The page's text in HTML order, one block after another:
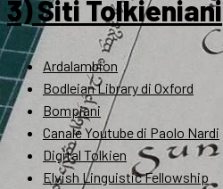
3) Siti Tolkieniani
Ardalambion
Bodleian Library di Oxford
Bompiani
Canale Youtube di Paolo Nardi
Digital Tolkien
Elvish Linguistic Fellowship